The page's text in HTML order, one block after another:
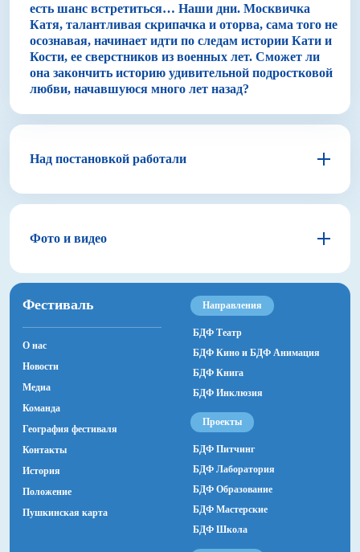
есть шанс встретиться… Наши дни. Москвичка
Катя, талантливая скрипачка и оторва, сама того не
осознавая, начинает идти по следам истории Кати и
Кости, ее сверстников из военных лет. Сможет ли
она закончить историю удивительной подростковой
любви, начавшуюся много лет назад?
Над постановкой работали
Режиссер–постановщик
«Студия Первый А», компания «СБ Фильм»
Актеры
Светлана Харитонова, Наталья Акимова, Иван
Агапов, Фархад Махмудов, Анатолий Горячев,
Ольга Красько, Михаил Жигалов.
Фото и видео
Фестиваль
О нас
Новости
Медиа
Команда
География фестиваля
Контакты
История
Положение
Пушкинская карта
Направления
БДФ Театр
БДФ Кино и БДФ Анимация
БДФ Книга
БДФ Инклюзия
Проекты
БДФ Питчинг
БДФ Лаборатория
БДФ Образование
БДФ Мастерские
БДФ Школа